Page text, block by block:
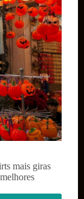
mais giras